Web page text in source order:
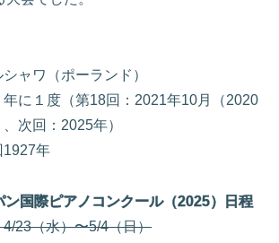
ャワ（ポーランド）
年に１度（第18回：2021年10月（2020
次回：2025年）
1927年
ン国際ピアノコンクール（2025）日程
23（水）〜5/4（日）